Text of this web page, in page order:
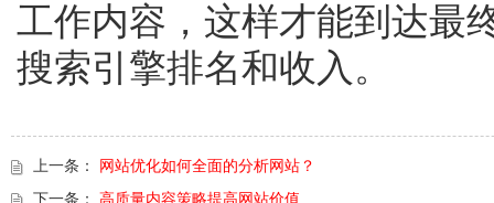
工作内容，这样才能到达最
搜索引擎排名和收入。
上一条： 网站优化如何全面的分析网站？
下一条： 高质量内容策略提高网站价值